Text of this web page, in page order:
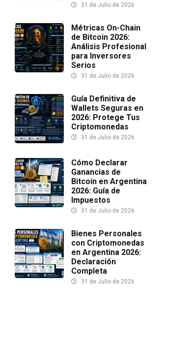
31 de Julio de 2026
Métricas On-Chain
de Bitcoin 2026:
Análisis Profesional
para Inversores
Serios
31 de Julio de 2026
Guía Definitiva de
Wallets Seguras en
2026: Protege Tus
Criptomonedas
31 de Julio de 2026
Cómo Declarar
Ganancias de
Bitcoin en Argentina
2026: Guía de
Impuestos
31 de Julio de 2026
Bienes Personales
con Criptomonedas
en Argentina 2026:
Declaración
Completa
31 de Julio de 2026